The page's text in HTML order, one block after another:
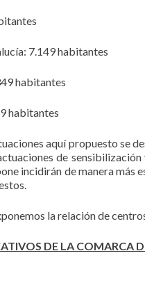
7.149 habitantes
habitantes
habitantes
aquí propuesto se
de
incidirán de manera más
la relación de
DE LA COMARCA